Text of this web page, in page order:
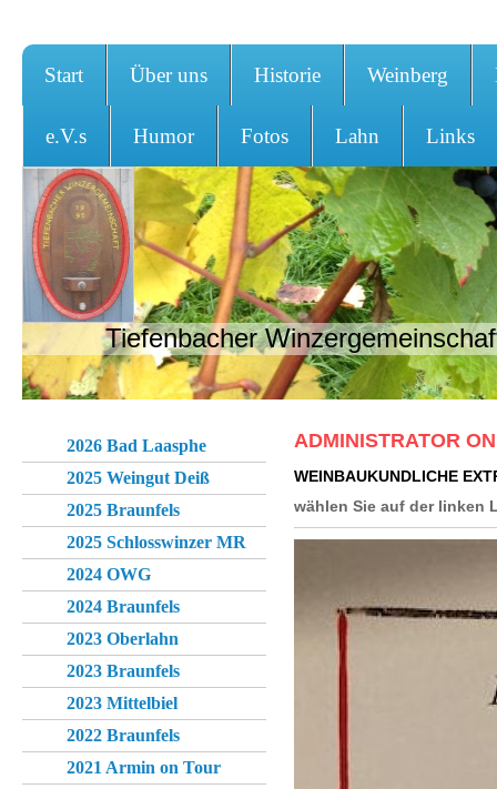
Start Über uns Historie Weinberg
e.V.s Humor Fotos Lahn Links
Tiefenbacher
2026 Bad Laasphe
2025 Weingut Deiß
2025 Braunfels
2025 Schlosswinzer MR
2024 OWG
2024 Braunfels
2023 Oberlahn
2023 Braunfels
2023 Mittelbiel
2022 Braunfels
2021 Armin on Tour
ADMINISTRATOR
WEINBAUKUNDLICHE
wählen Sie auf der linken